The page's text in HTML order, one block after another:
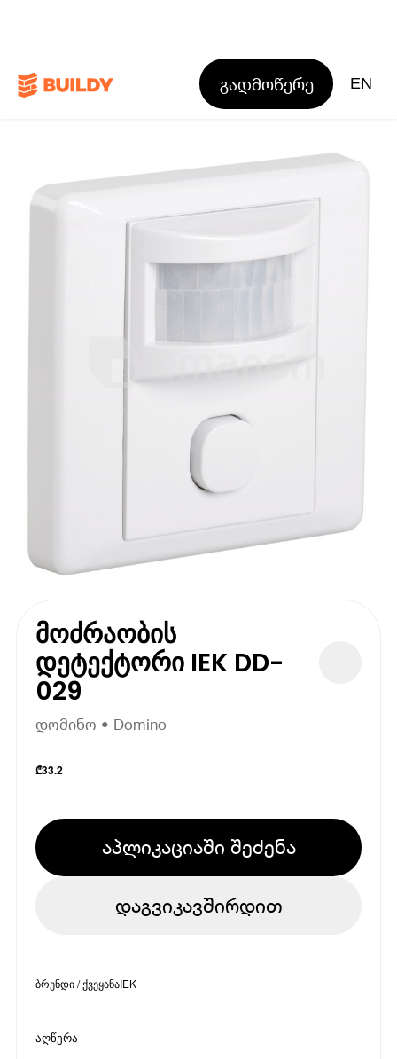
გადმოწერე EN
მოძრაობის
დეტექტორი IEK DD-
029
დომინო • Domino
₾33.2
აპლიკაციაში შეძენა
დაგვიკავშირდით
ბრენდი / ქვეყანაIEK
აღწერა